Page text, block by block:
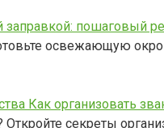
пошаговый
освежающую
Как организовать
Откройте секреты